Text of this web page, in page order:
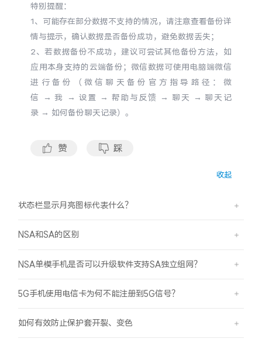
特别提醒：
1、可能存在部分数据不支持的情况，请注意查看备份详
情与提示，确认数据是否备份成功，避免数据丢失；
2、若数据备份不成功，建议可尝试其他备份方法，如
应用本身支持的云端备份；微信数据可使用电脑端微信
进行备份（微信聊天备份官方指导路径：微
信
→我 → 设置 → 帮助与反馈 → 聊天 → 聊天记
录 → 如何备份聊天记录）。
赞 踩
收起
状态栏显示月亮图标代表什么？
NSA和SA的区别
NSA单模手机是否可以升级软件支持SA独立组网？
5G手机使用电信卡为何不能注册到5G信号？
如何有效防止保护套开裂、变色